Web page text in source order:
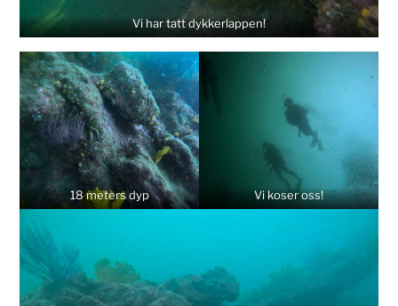
Vi har tatt dykkerlappen!
18 meters dyp Vi koser oss!